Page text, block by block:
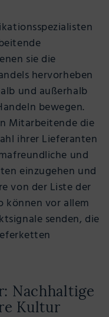
sie die
hervorheben
und außerhalb
bewegen.
Mitarbeitende die
ihrer Lieferanten
und
einzugehen und
von der Liste der
können vor allem
senden, die
Nachhaltige
Kultur